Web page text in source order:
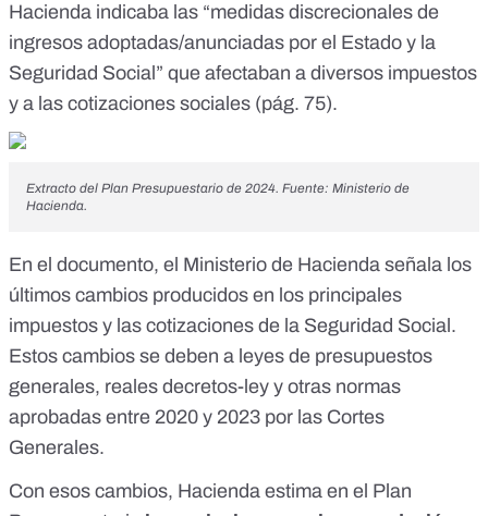
Hacienda indicaba las “medidas discrecionales de
ingresos adoptadas/anunciadas por el Estado y la
Seguridad Social” que afectaban a diversos impuestos
y a las cotizaciones sociales (pág. 75).
Extracto del Plan Presupuestario de 2024. Fuente: Ministerio de
Hacienda.
En el documento, el Ministerio de Hacienda señala los
últimos cambios producidos en los principales
impuestos y las cotizaciones de la Seguridad Social.
Estos cambios se deben a leyes de presupuestos
generales, reales decretos-ley y otras normas
aprobadas entre 2020 y 2023 por las Cortes
Generales.
Con esos cambios, Hacienda estima en el Plan